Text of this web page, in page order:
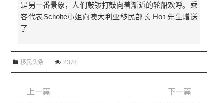
是另一番景象，人们敲锣打鼓向着渐近的轮船欢呼。乘
客代表Scholte小姐向澳大利亚移民部长 Holt 先生赠送
了
移民头条 2378
上一篇
下一篇